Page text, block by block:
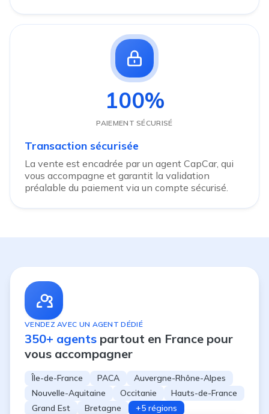
100%
PAIEMENT SÉCURISÉ
Transaction sécurisée
La vente est encadrée par un agent CapCar, qui
vous accompagne et garantit la validation
préalable du paiement via un compte sécurisé.
VENDEZ AVEC UN AGENT DÉDIÉ
350+ agents partout en France pour
vous accompagner
Île-de-France PACA
Auvergne-Rhône-Alpes
Nouvelle-Aquitaine
Occitanie
Hauts-de-France
Grand Est
Bretagne +5 régions